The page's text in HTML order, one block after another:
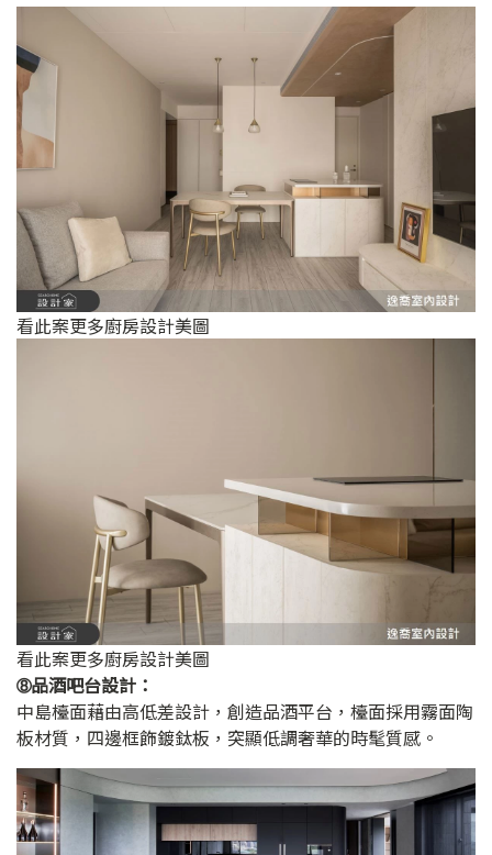
看此案更多廚房設計美圖
看此案更多廚房設計美圖
➇品酒吧台設計：
中島檯面藉由高低差設計，創造品酒平台，檯面採用霧面陶
板材質，四邊框飾鍍鈦板，突顯低調奢華的時髦質感。